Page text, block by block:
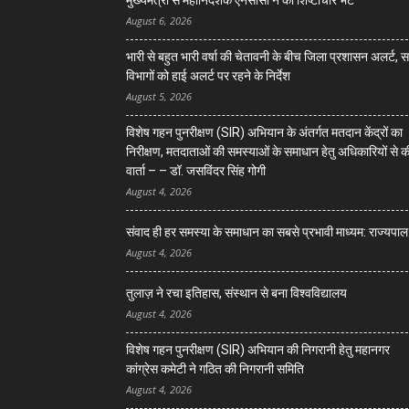
August 6, 2026
भारी से बहुत भारी वर्षा की चेतावनी के बीच जिला प्रशासन अलर्ट,
विभागों को हाई अलर्ट पर रहने के निर्देश
August 5, 2026
विशेष गहन पुनरीक्षण (SIR) अभियान के अंतर्गत मतदान केंद्रों का
निरीक्षण, मतदाताओं की समस्याओं के समाधान हेतु अधिकारियों से
वार्ता – – डॉ. जसविंदर सिंह गोगी
August 4, 2026
संवाद ही हर समस्या के समाधान का सबसे प्रभावी माध्यम: राज्यपाल
August 4, 2026
तुलाज़ ने रचा इतिहास, संस्थान से बना विश्वविद्यालय
August 4, 2026
विशेष गहन पुनरीक्षण (SIR) अभियान की निगरानी हेतु महानगर
कांग्रेस कमेटी ने गठित की निगरानी समिति
August 4, 2026